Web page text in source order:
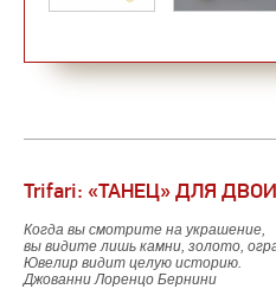
Trifari: «ТАНЕЦ» ДЛЯ
Когда вы смотрите на украшение,
вы видите лишь камни, золото,
Ювелир видит целую историю.
Джованни Лоренцо Бернини